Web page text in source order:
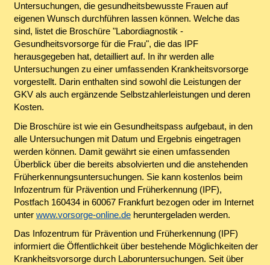
Untersuchungen, die gesundheitsbewusste Frauen auf
eigenen Wunsch durchführen lassen können. Welche das
sind, listet die Broschüre "Labordiagnostik -
Gesundheitsvorsorge für die Frau", die das IPF
herausgegeben hat, detailliert auf. In ihr werden alle
Untersuchungen zu einer umfassenden Krankheitsvorsorge
vorgestellt. Darin enthalten sind sowohl die Leistungen der
GKV als auch ergänzende Selbstzahlerleistungen und deren
Kosten.
Die Broschüre ist wie ein Gesundheitspass aufgebaut, in den
alle Untersuchungen mit Datum und Ergebnis eingetragen
werden können. Damit gewährt sie einen umfassenden
Überblick über die bereits absolvierten und die anstehenden
Früherkennungsuntersuchungen. Sie kann kostenlos beim
Infozentrum für Prävention und Früherkennung (IPF),
Postfach 160434 in 60067 Frankfurt bezogen oder im Internet
unter www.vorsorge-online.deheruntergeladen werden.
Das Infozentrum für Prävention und Früherkennung (IPF)
informiert die Öffentlichkeit über bestehende Möglichkeiten der
Krankheitsvorsorge durch Laboruntersuchungen. Seit über